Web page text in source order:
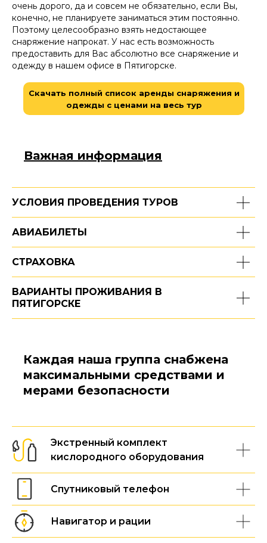
очень дорого, да и совсем не обязательно, если Вы,
конечно, не планируете заниматься этим постоянно.
Поэтому целесообразно взять недостающее
снаряжение напрокат. У нас есть возможность
предоставить для Вас абсолютно все снаряжение и
одежду в нашем офисе в Пятигорске.
Скачать полный список аренды снаряжения и
одежды с ценами на весь тур
Важная информация
УСЛОВИЯ ПРОВЕДЕНИЯ ТУРОВ
АВИАБИЛЕТЫ
СТРАХОВКА
ВАРИАНТЫ ПРОЖИВАНИЯ В
ПЯТИГОРСКЕ
Каждая наша группа снабжена
максимальными средствами и
мерами безопасности
Экстренный комплект
кислородного оборудования
Спутниковый телефон
Навигатор и рации